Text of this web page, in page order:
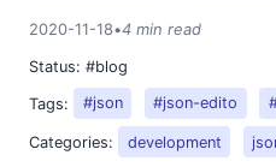
2020-11-18•4 min read
Status: #blog
Tags:
#json #json-edito
Categories: development